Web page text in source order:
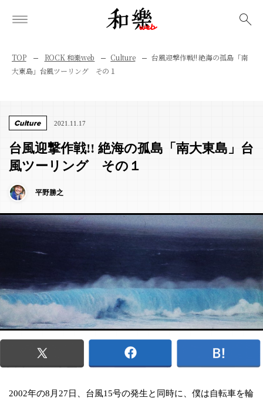
TOP ROCK 和樂web Culture
台風迎撃作戦!! 絶海の孤島「南
大東島」台風ツーリング その１
Culture 2021.11.17
台風迎撃作戦!! 絶海の孤島「南大東島」台
風ツーリング その１
平野勝之
2002年の8月27日、台風15号の発生と同時に、僕は自転車を輪